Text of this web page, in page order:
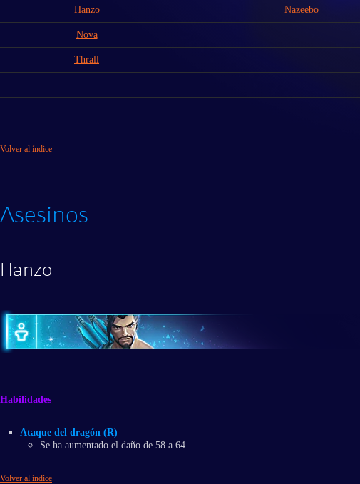
Hanzo Nazeebo
Nova
Thrall
Volver al índice
Asesinos
Hanzo
Habilidades
Ataque del dragón (R)
Se ha aumentado el daño de 58 a 64.
Volver al índice